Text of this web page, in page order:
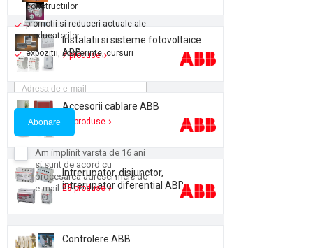
Instalatii si sisteme fotovoltaice
ABB
7 produse
Accesorii cablare ABB
18 produse
Intrerupator, disjunctor,
intrerupator diferential ABB
28 produse
Controlere ABB
constructiilor
promotii si reduceri actuale ale
producatorilor
expozitii, conferinte, cursuri
Abonare
Am implinit varsta de 16 ani
si sunt de acord cu
procesarea adresei mele de
e-mail.
Politica de confidentialitate